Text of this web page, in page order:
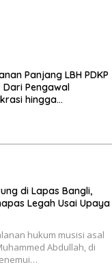
Panjang LBH PDKP
Dari Pengawal
hingga
di Lapas Bangli,
Legah Usai Upaya
hukum musisi asal
Abdullah, di